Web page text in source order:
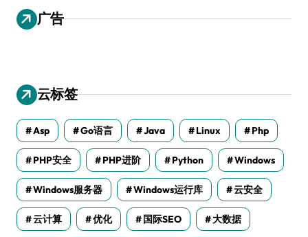
广告
云标签
Asp Go语言 Java Linux Php
PHP安全 PHP进阶 Python Windows
Windows服务器 Windows运行库 云安全
云计算 优化 国际SEO 大数据